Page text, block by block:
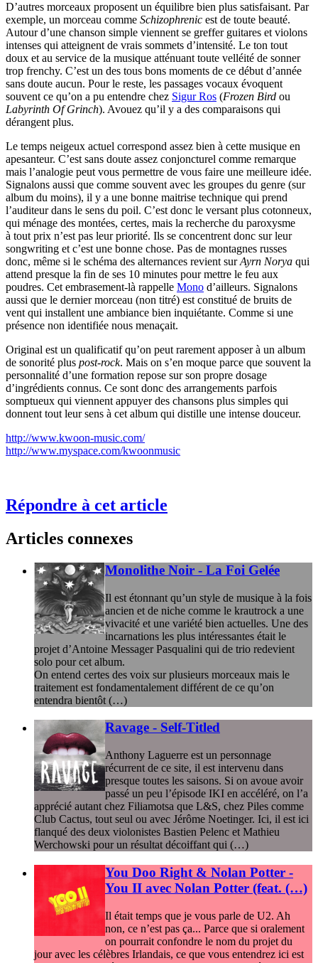
D’autres morceaux proposent un équilibre bien plus satisfaisant. Par
exemple, un morceau comme Schizophrenic est de toute beauté.
Autour d’une chanson simple viennent se greffer guitares et violons
intenses qui atteignent de vrais sommets d’intensité. Le ton tout
doux et au service de la musique atténuant toute velléité de sonner
trop frenchy. C’est un des tous bons moments de ce début d’année
sans doute aucun. Pour le reste, les passages vocaux évoquent
souvent ce qu’on a pu entendre chez Sigur Ros (Frozen Bird ou
Labyrinth Of Grinch). Avouez qu’il y a des comparaisons qui
dérangent plus.
Le temps neigeux actuel correspond assez bien à cette musique en
apesanteur. C’est sans doute assez conjoncturel comme remarque
mais l’analogie peut vous permettre de vous faire une meilleure idée.
Signalons aussi que comme souvent avec les groupes du genre (sur
album du moins), il y a une bonne maitrise technique qui prend
l’auditeur dans le sens du poil. C’est donc le versant plus cotonneux,
qui ménage des montées, certes, mais la recherche du paroxysme
à tout prix n’est pas leur priorité. Ils se concentrent donc sur leur
songwriting et c’est une bonne chose. Pas de montagnes russes
donc, même si le schéma des alternances revient surAyrn Norya qui
attend presque la fin de ses 10 minutes pour mettre le feu aux
poudres. Cet embrasement-là rappelle Mono d’ailleurs. Signalons
aussi que le dernier morceau (non titré) est constitué de bruits de
vent qui installent une ambiance bien inquiétante. Comme si une
présence non identifiée nous menaçait.
Original est un qualificatif qu’on peut rarement apposer à un album
de sonorité plus post-rock. Mais on s’en moque parce que souvent la
personnalité d’une formation repose sur son propre dosage
d’ingrédients connus. Ce sont donc des arrangements parfois
somptueux qui viennent appuyer des chansons plus simples qui
donnent tout leur sens à cet album qui distille une intense douceur.
http://www.kwoon-music.com/
http://www.myspace.com/kwoonmusic
Répondre à cet article
Articles connexes
Monolithe Noir - La Foi Gelée
Il est étonnant qu’un style de musique à la fois
ancien et de niche comme le krautrock a une
vivacité et une variété bien actuelles. Une des
incarnations les plus intéressantes était le
projet d’Antoine Messager Pasqualini qui de trio redevient
solo pour cet album.
On entend certes des voix sur plusieurs morceaux mais le
traitement est fondamentalement différent de ce qu’on
entendra bientôt (…)
Ravage - Self-Titled
Anthony Laguerre est un personnage
récurrent de ce site, il est intervenu dans
presque toutes les saisons. Si on avoue avoir
passé un peu l’épisode IKI en accéléré, on l’a
apprécié autant chez Filiamotsa que L&S, chez Piles comme
Club Cactus, tout seul ou avec Jérôme Noetinger. Ici, il est ici
flanqué des deux violonistes Bastien Pelenc et Mathieu
Werchowski pour un résultat décoiffant qui (…)
You Doo Right & Nolan Potter -
You II avec Nolan Potter (feat. (…)
Il était temps que je vous parle de U2. Ah
non, ce n’est pas ça... Parce que si oralement
on pourrait confondre le nom du projet du
jour avec les célèbres Irlandais, ce que vous entendrez ici est